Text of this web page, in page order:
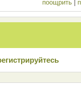
поощрить